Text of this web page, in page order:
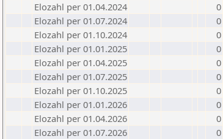
Elozahl per 01.04.2024
0
Elozahl per 01.07.2024
0
Elozahl per 01.10.2024
0
Elozahl per 01.01.2025
0
Elozahl per 01.04.2025
0
Elozahl per 01.07.2025
0
Elozahl per 01.10.2025
0
Elozahl per 01.01.2026
0
Elozahl per 01.04.2026
0
Elozahl per 01.07.2026
0